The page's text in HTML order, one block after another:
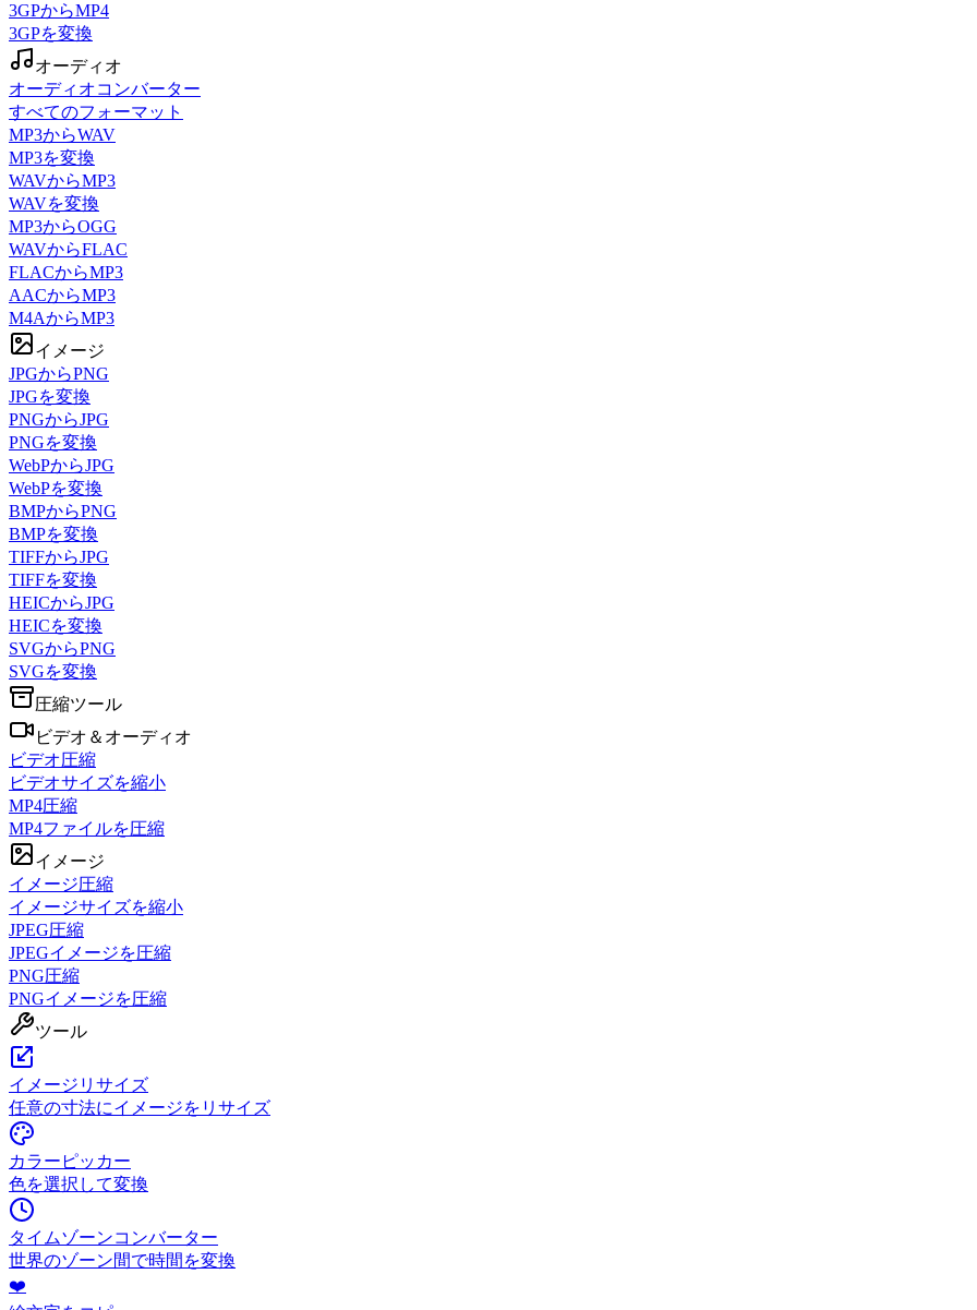
3GPからMP4
3GPを変換
オーディオ
オーディオコンバーター
すべてのフォーマット
MP3からWAV
MP3を変換
WAVからMP3
WAVを変換
MP3からOGG
WAVからFLAC
FLACからMP3
AACからMP3
M4AからMP3
イメージ
JPGからPNG
JPGを変換
PNGからJPG
PNGを変換
WebPからJPG
WebPを変換
BMPからPNG
BMPを変換
TIFFからJPG
TIFFを変換
HEICからJPG
HEICを変換
SVGからPNG
SVGを変換
圧縮ツール
ビデオ＆オーディオ
ビデオ圧縮
ビデオサイズを縮小
MP4圧縮
MP4ファイルを圧縮
イメージ
イメージ圧縮
イメージサイズを縮小
JPEG圧縮
JPEGイメージを圧縮
PNG圧縮
PNGイメージを圧縮
ツール
イメージリサイズ
任意の寸法にイメージをリサイズ
カラーピッカー
色を選択して変換
タイムゾーンコンバーター
世界のゾーン間で時間を変換
❤️